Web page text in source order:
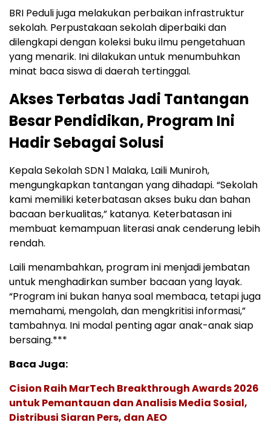
BRI Peduli juga melakukan perbaikan infrastruktur
sekolah. Perpustakaan sekolah diperbaiki dan
dilengkapi dengan koleksi buku ilmu pengetahuan
yang menarik. Ini dilakukan untuk menumbuhkan
minat baca siswa di daerah tertinggal.
Akses Terbatas Jadi Tantangan
Besar Pendidikan, Program Ini
Hadir Sebagai Solusi
Kepala Sekolah SDN 1 Malaka, Laili Muniroh,
mengungkapkan tantangan yang dihadapi. “Sekolah
kami memiliki keterbatasan akses buku dan bahan
bacaan berkualitas,” katanya. Keterbatasan ini
membuat kemampuan literasi anak cenderung lebih
rendah.
Laili menambahkan, program ini menjadi jembatan
untuk menghadirkan sumber bacaan yang layak.
“Program ini bukan hanya soal membaca, tetapi juga
memahami, mengolah, dan mengkritisi informasi,”
tambahnya. Ini modal penting agar anak-anak siap
bersaing.***
Baca Juga:
Cision Raih MarTech Breakthrough Awards 2026
untuk Pemantauan dan Analisis Media Sosial,
Distribusi Siaran Pers, dan AEO